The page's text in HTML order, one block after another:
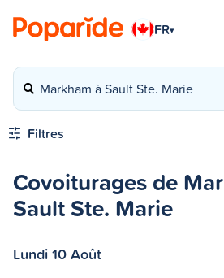
FR▾
Markham à Sault Ste. Marie
Filtres
Covoiturages de
Sault Ste. Marie
Lundi 10 Août